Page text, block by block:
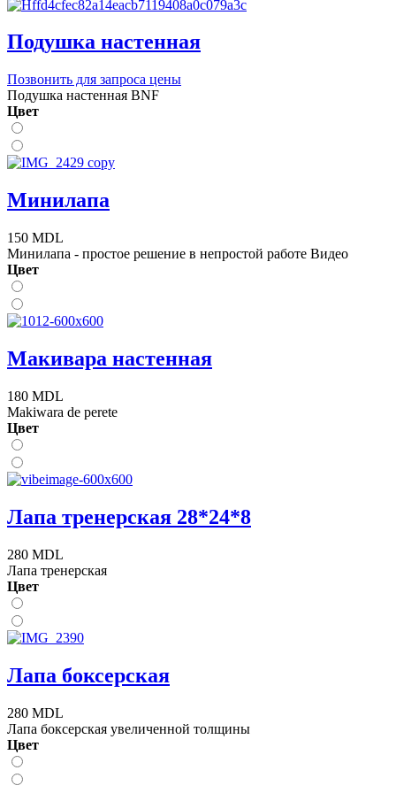
Подушка настенная
Позвонить для запроса цены
Подушка настенная BNF
Цвет
Минилапа
150 MDL
Минилапа - простое решение в непростой работе Видео
Цвет
Макивара настенная
180 MDL
Makiwara de perete
Цвет
Лапа тренерская 28*24*8
280 MDL
Лапа тренерская
Цвет
Лапа боксерская
280 MDL
Лапа боксерская увеличенной толщины
Цвет